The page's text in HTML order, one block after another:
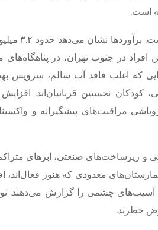
است.
آوارگی میلیونی خود به یک بحران بهداشتی
افراد در جنوب تهران، در پناهگاه‌های
که اغلب فاقد آب سالم، سرویس
کودکان نخستین قربانیان‌اند. افزایش
مراقبت‌های پیشگیرانه و
و زیرساخت‌های صنعتی، ابرهای
معدودی که هنوز فعال‌اند،
آسیب‌های چشمی را گزارش می‌دهند.
خطرند.